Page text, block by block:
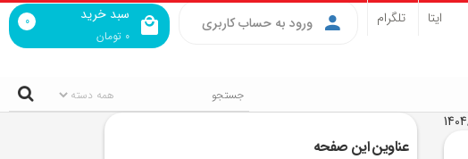
سبد خرید
0 تومان
0 ورود به حساب کاربری ایتا تلگرام
عناوین این صفحه